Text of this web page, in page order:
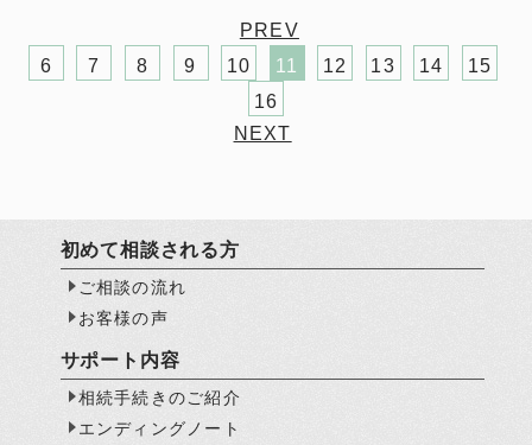
PREV
6
7 8 9 10 11 12 13 14
15
16
NEXT
初めて相談される方
ご相談の流れ
お客様の声
サポート内容
相続手続きのご紹介
エンディングノート